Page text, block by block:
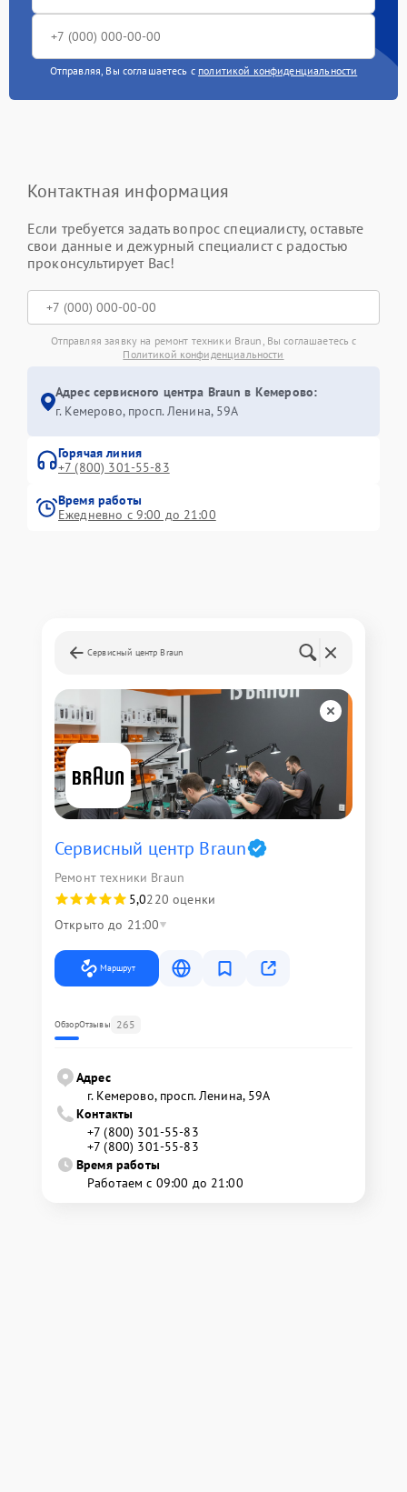
Отправляя, Вы соглашаетесь с политикой конфиденциальности
Контактная информация
Если требуется задать вопрос специалисту, оставьте
свои данные и дежурный специалист с радостью
проконсультирует Вас!
Отправляя заявку на ремонт техники Braun, Вы соглашаетесь с
Политикой конфиденциальности
Адрес сервисного центра Braun в Кемерово:
г. Кемерово, просп. Ленина, 59А
Горячая линия
+7 (800) 301-55-83
Время работы
Ежедневно с 9:00 до 21:00
Сервисный центр Braun
Сервисный центр Braun
Ремонт техники Braun
5,0220 оценки
Открыто до 21:00
Маршрут
ОбзорОтзывы 265
Адрес
г. Кемерово, просп. Ленина, 59А
Контакты
+7 (800) 301-55-83
+7 (800) 301-55-83
Время работы
Работаем с 09:00 до 21:00